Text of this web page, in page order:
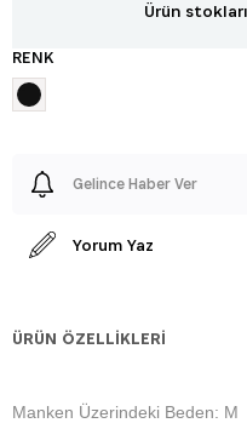
Ürün
RENK
Gelince Haber Ver
Yorum Yaz
ÜRÜN ÖZELLIKLERI
Manken Üzerindeki Beden: M